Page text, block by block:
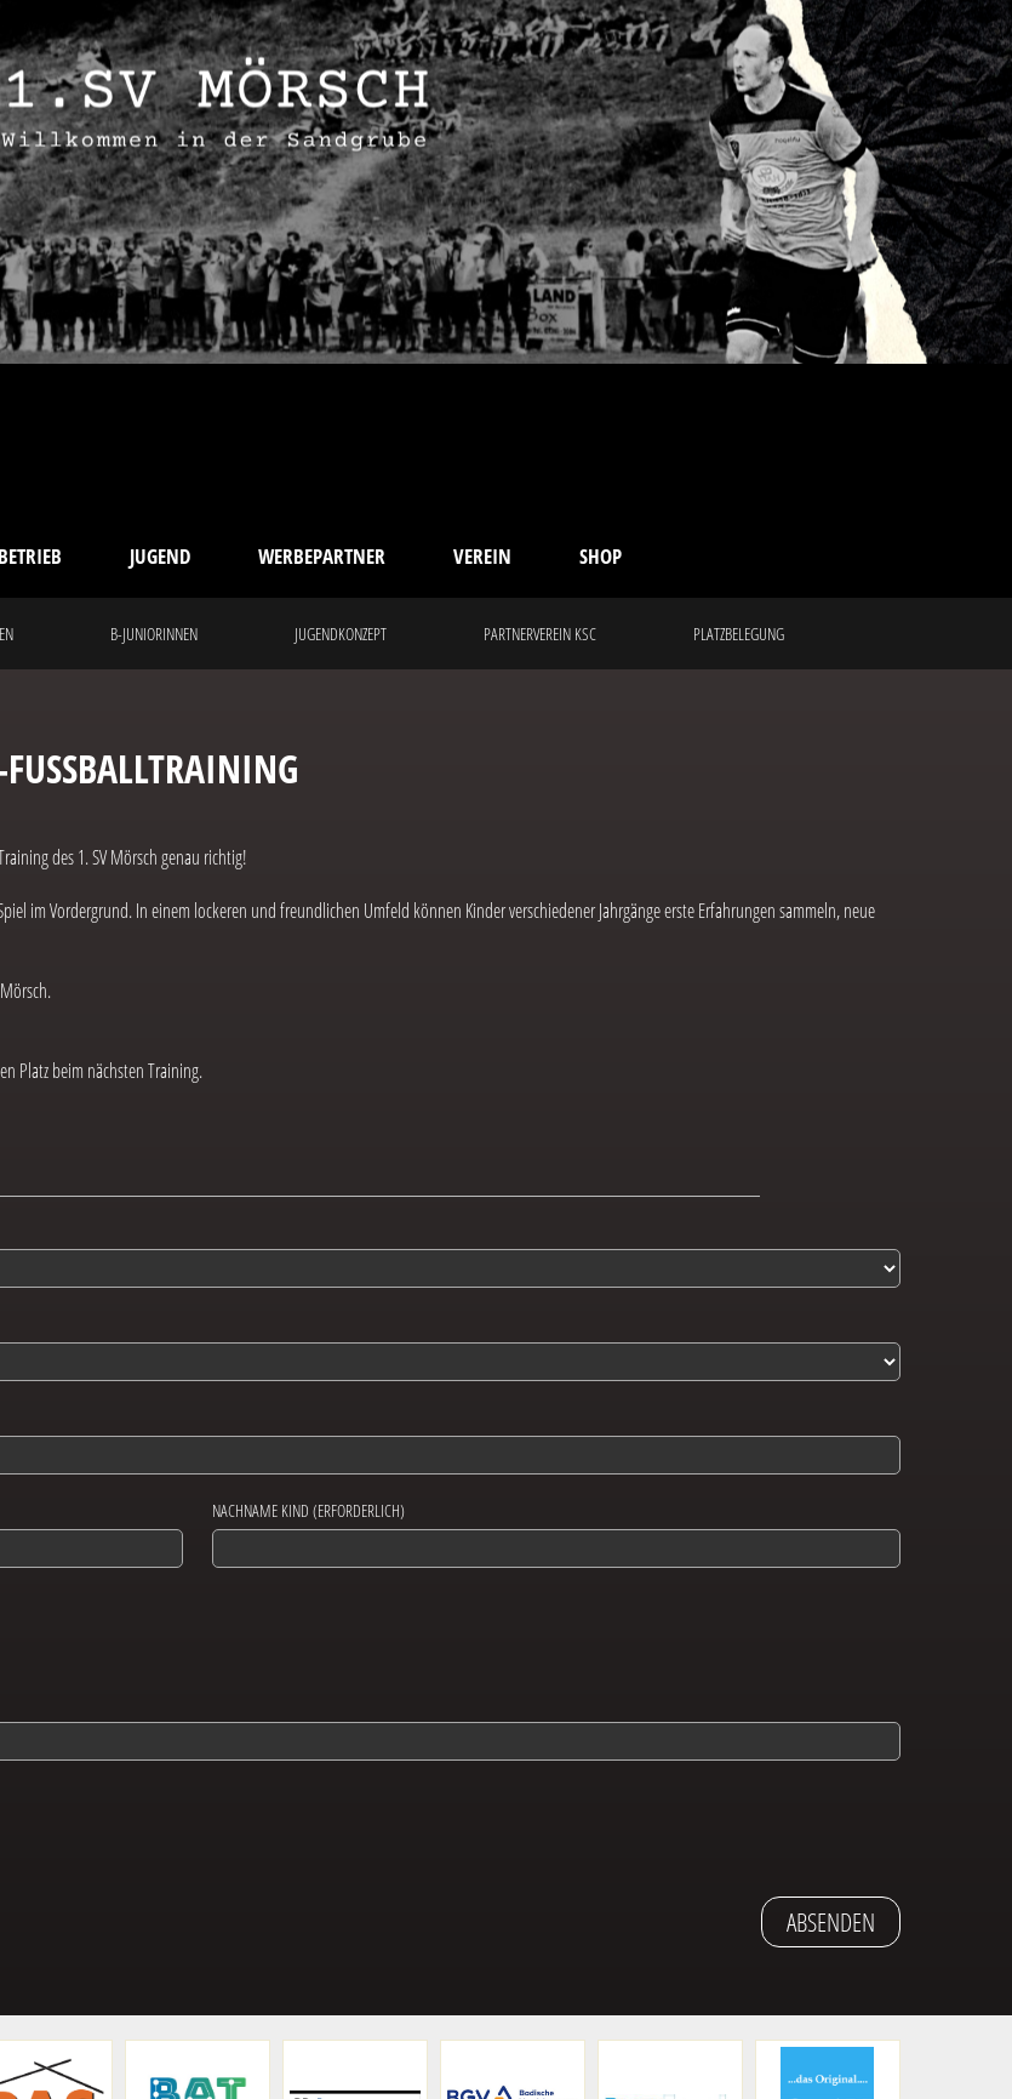
JUGEND WERBEPARTNER VEREIN SHOP
B-JUNIORINNEN JUGENDKONZEPT PARTNERVEREIN KSC PLATZBELEGUNG
des 1. SV Mörsch genau richtig!
im Vordergrund. In einem lockeren und freundlichen Umfeld können Kinder verschiedener Jahrgänge erste Erfahrungen sammeln, neue
Platz beim nächsten Training.
NACHNAME KIND (ERFORDERLICH)